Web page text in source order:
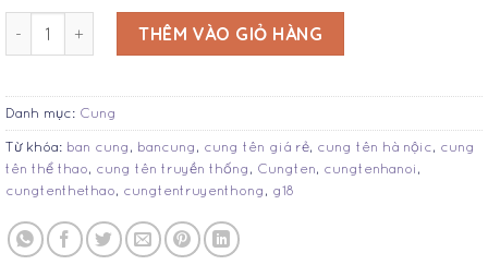
Cung tên truyền thống G-18 số lượng
THÊM VÀO GIỎ HÀNG
Danh mục: Cung
Từ khóa: ban cung , bancung , cung tên giá rẻ, cung tên hà nộic, cung
tên thể thao, cung tên truyền thống , Cungten, cungtenhanoi ,
cungtenthethao, cungtentruyenthong , g18